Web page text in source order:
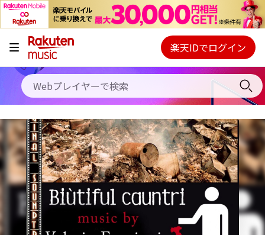
キャンペーン
料金プラン
使い方
初回30日間無料お試し
Webプレイヤー
ご契約内容の確認・変更
楽天IDでログイン